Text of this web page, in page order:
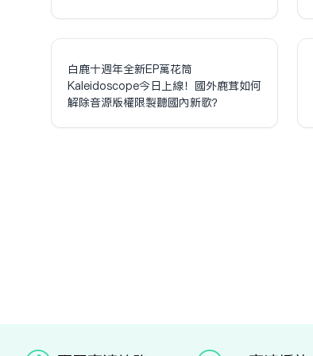
白鹿十週年全新EP萬花筒
Kaleidoscope今日上線！國外鹿茸如何
解除音源版權限制聽國內新歌？